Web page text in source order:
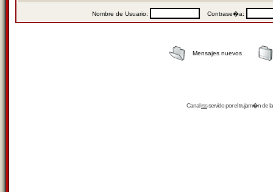
Nombre de Usuario: Contrase�a:
Mensajes nuevos
Canalrssservido por eltrujam�nde